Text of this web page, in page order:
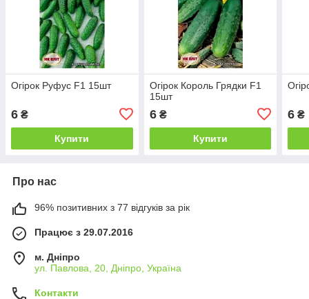
Огірок Руфус F1 15шт
6 ₴
Купити
Огірок Король Грядки F1
15шт
6₴
Купити
6 ₴
Про нас
96% позитивних з 77 відгуків за рік
Працює з 29.07.2016
м. Дніпро
ул. Павлова, 20, Дніпро, Україна
Контакти